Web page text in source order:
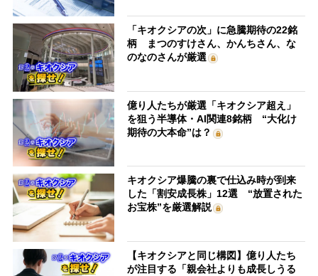
「キオクシアの次」に急騰期待の22銘
柄 まつのすけさん、かんちさん、な
のなのさんが厳選
億り人たちが厳選「キオクシア超え」
を狙う半導体・AI関連8銘柄 “大化け
期待の大本命”は？
キオクシア爆騰の裏で仕込み時が到来
した「割安成長株」12選 “放置された
お宝株”を厳選解説
【キオクシアと同じ構図】億り人たち
が注目する「親会社よりも成長しうる